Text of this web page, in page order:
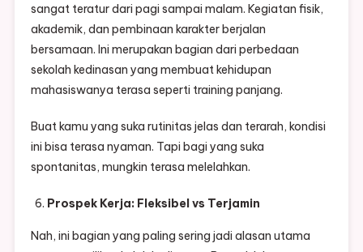
sangat teratur dari pagi sampai malam. Kegiatan fisik,
akademik, dan pembinaan karakter berjalan
bersamaan. Ini merupakan bagian dari perbedaan
sekolah kedinasan yang membuat kehidupan
mahasiswanya terasa seperti training panjang.
Buat kamu yang suka rutinitas jelas dan terarah, kondisi
ini bisa terasa nyaman. Tapi bagi yang suka
spontanitas, mungkin terasa melelahkan.
Prospek Kerja: Fleksibel vs Terjamin
Nah, ini bagian yang paling sering jadi alasan utama